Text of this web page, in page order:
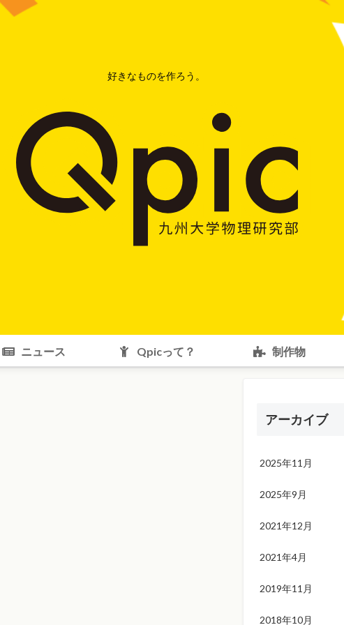
好きなものを作ろう。
ニュース Qpicって？ 制作物
アーカイブ
2025年11月
2025年9月
2021年12月
2021年4月
2019年11月
2018年10月